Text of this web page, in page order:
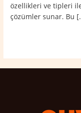
özellikleri ve tipleri
çözümler sunar. Bu